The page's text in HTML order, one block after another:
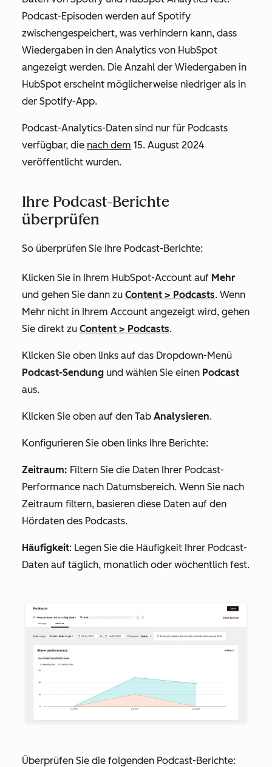
Podcast-Episoden werden auf Spotify
zwischengespeichert, was verhindern kann, dass
Wiedergaben in den Analytics von HubSpot
angezeigt werden. Die Anzahl der Wiedergaben in
HubSpot erscheint möglicherweise niedriger als in
der Spotify-App.
Podcast-Analytics-Daten sind nur für Podcasts
verfügbar, die nach dem 15. August 2024
veröffentlicht wurden.
Ihre Podcast-Berichte
überprüfen
So überprüfen Sie Ihre Podcast-Berichte:
Klicken Sie in Ihrem HubSpot-Account auf Mehr
und gehen Sie dann zu Content > Podcasts. Wenn
Mehr nicht in Ihrem Account angezeigt wird, gehen
Sie direkt zu Content > Podcasts.
Klicken Sie oben links auf das Dropdown-Menü
Podcast-Sendung und wählen Sie einen Podcast
aus.
Klicken Sie oben auf den Tab Analysieren.
Konfigurieren Sie oben links Ihre Berichte:
Zeitraum: Filtern Sie die Daten Ihrer Podcast-
Performance nach Datumsbereich. Wenn Sie nach
Zeitraum filtern, basieren diese Daten auf den
Hördaten des Podcasts.
Häufigkeit: Legen Sie die Häufigkeit Ihrer Podcast-
Daten auf täglich, monatlich oder wöchentlich fest.
Überprüfen Sie die folgenden Podcast-Berichte: